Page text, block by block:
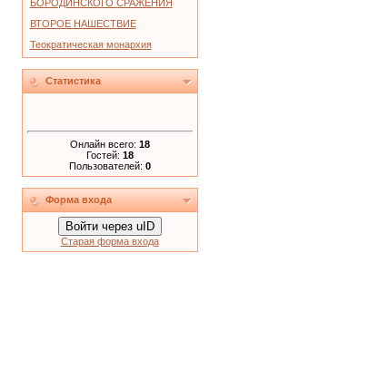
БОРОДИНСКОГО СРАЖЕНИЯ
ВТОРОЕ НАШЕСТВИЕ
Теократическая монархия
Статистика
Онлайн всего: 18
Гостей: 18
Пользователей: 0
Форма входа
Войти через uID
Старая форма входа